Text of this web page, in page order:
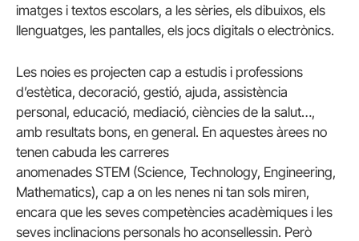
imatges i textos escolars, a les sèries, els dibuixos, els
llenguatges, les pantalles, els jocs digitals o electrònics.
Les noies es projecten cap a estudis i professions
d’estètica, decoració, gestió, ajuda, assistència
personal, educació, mediació, ciències de la salut…,
amb resultats bons, en general. En aquestes àrees no
tenen cabuda les carreres
anomenades STEM (Science, Technology, Engineering,
Mathematics), cap a on les nenes ni tan sols miren,
encara que les seves competències acadèmiques i les
seves inclinacions personals ho aconsellessin. Però